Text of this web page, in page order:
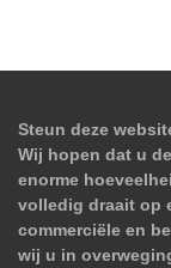
Steun deze
Wij hopen dat u
enorme
volledig draait op
commerciële en
wij u in